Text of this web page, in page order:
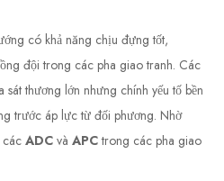
có khả năng chịu đựng tốt,
đội trong các pha giao tranh. Các
sát thương lớn nhưng chính yếu tố bền
trước áp lực từ đối phương. Nhờ
cácADC vàAPCtrong các pha giao